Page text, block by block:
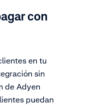
con
en tu
sin
de Adyen
puedan